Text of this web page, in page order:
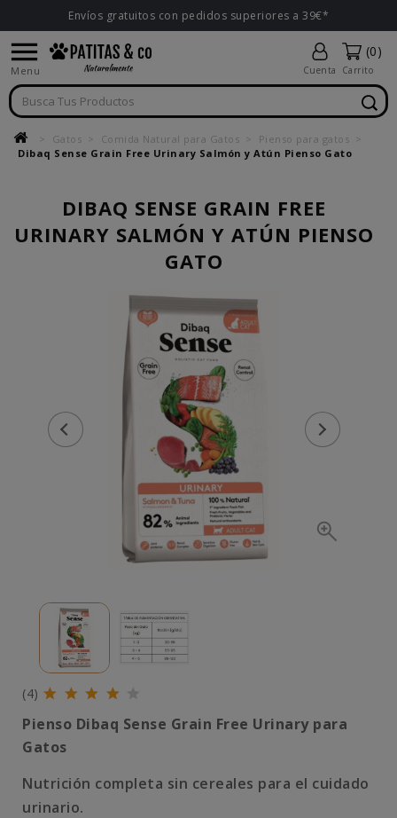
Envíos gratuitos con pedidos superiores a 39€*

Menu Cuenta
(0)
Carrito
Gatos Comida Natural para Gatos
Pienso para gatos
Dibaq Sense Grain Free Urinary Salmón y Atún Pienso Gato
DIBAQ SENSE GRAIN FREE
URINARY SALMÓN Y ATÚN PIENSO
GATO
(4)
Pienso Dibaq Sense Grain Free Urinary para
Gatos
Nutrición completa sin cereales para el cuidado
urinario.